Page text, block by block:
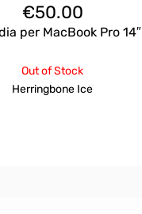
€50.00
per MacBook Pro 14″
Out of Stock
Herringbone Ice